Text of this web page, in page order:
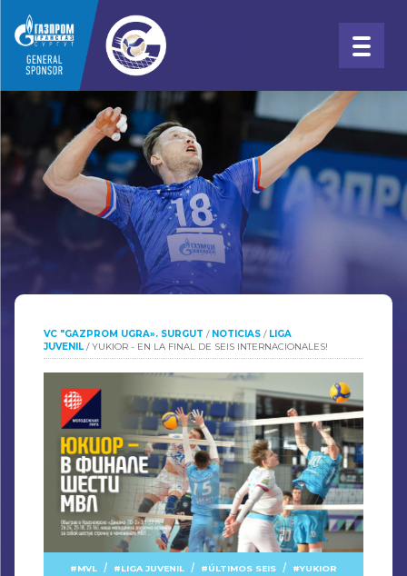
VC "GAZPROM UGRA». SURGUT / NOTICIAS / LIGA
JUVENIL /YUKIOR - EN LA FINAL DE SEIS INTERNACIONALES!
MVL / LIGA JUVENIL / ÚLTIMOS SEIS / YUKIOR